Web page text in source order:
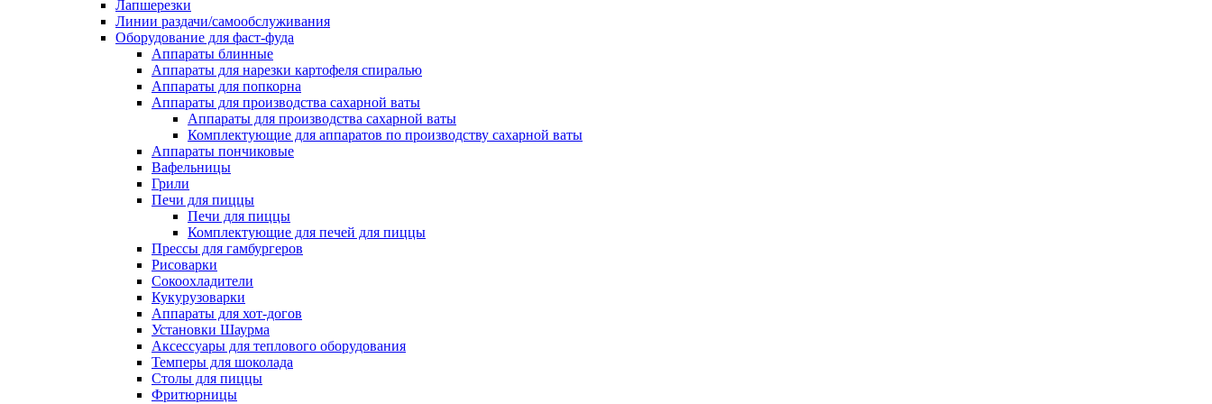
Лапшерезки
Линии раздачи/самообслуживания
Оборудование для фаст-фуда
Аппараты блинные
Аппараты для нарезки картофеля спиралью
Аппараты для попкорна
Аппараты для производства сахарной ваты
Аппараты для производства сахарной ваты
Комплектующие для аппаратов по производству сахарной ваты
Аппараты пончиковые
Вафельницы
Грили
Печи для пиццы
Печи для пиццы
Комплектующие для печей для пиццы
Прессы для гамбургеров
Рисоварки
Сокоохладители
Кукурузоварки
Аппараты для хот-догов
Установки Шаурма
Аксессуары для теплового оборудования
Темперы для шоколада
Столы для пиццы
Фритюрницы